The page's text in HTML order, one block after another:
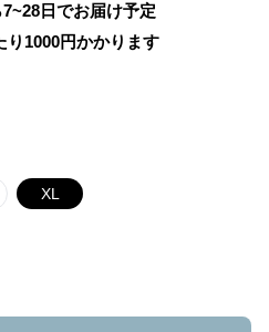
日でお届け予定
り 1000円かかります
XL